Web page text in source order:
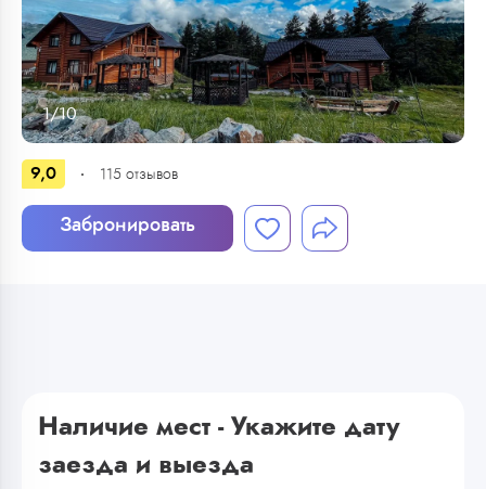
1/10
9,0 115 отзывов
Забронировать
Наличие мест - Укажите дату
заезда и выезда